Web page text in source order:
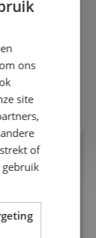
ons
site
of